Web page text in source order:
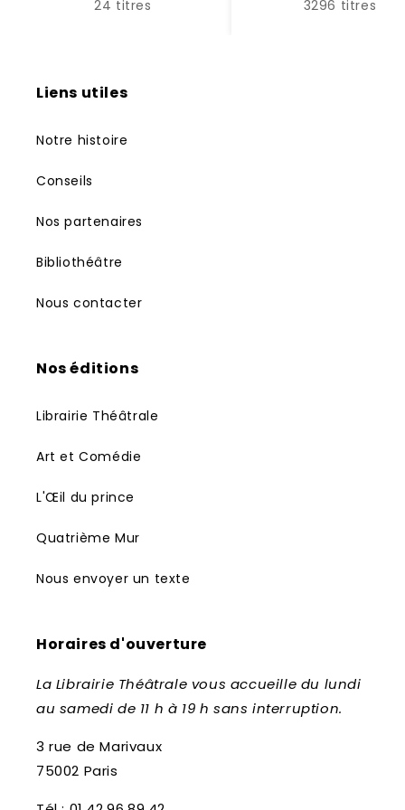
24 titres 3296 titres
Liens utiles
Notre histoire
Conseils
Nos partenaires
Bibliothéâtre
Nous contacter
Nos éditions
Librairie Théâtrale
Art et Comédie
L'Œil du prince
Quatrième Mur
Nous envoyer un texte
Horaires d'ouverture
La Librairie Théâtrale vous accueille du lundi
au samedi de 11 h à 19 h sans interruption.
3 rue de Marivaux
75002 Paris